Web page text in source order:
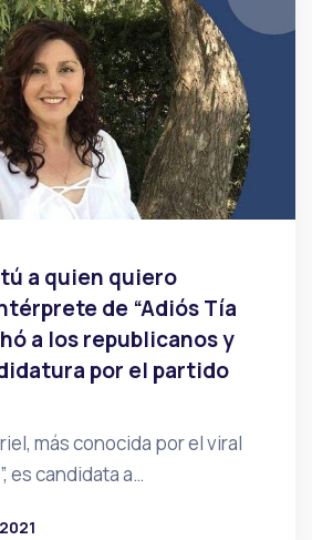
a quien quiero
de “Adiós Tía
a los republicanos y
por el partido
más conocida por el viral
es candidata a…